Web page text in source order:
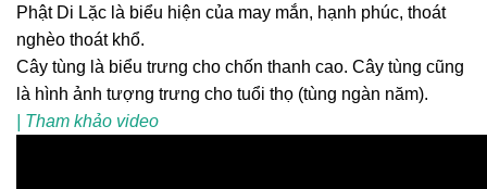
Phật Di Lặc là biểu hiện của may mắn, hạnh phúc, thoát
nghèo thoát khổ.
Cây tùng là biểu trưng cho chốn thanh cao. Cây tùng cũng
là hình ảnh tượng trưng cho tuổi thọ (tùng ngàn năm).
| Tham khảo video